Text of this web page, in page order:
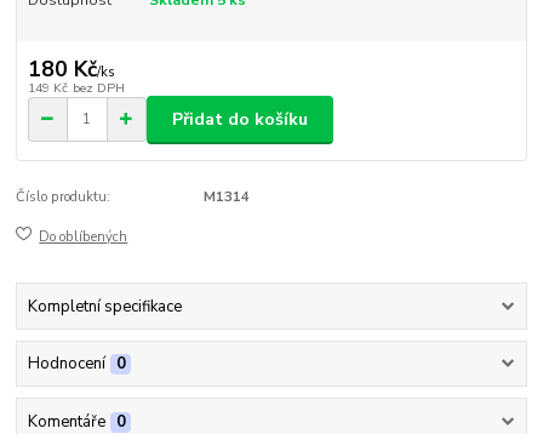
180 Kč/ks
149 Kč bez DPH
Přidat do košíku
Číslo produktu: M1314
Do oblíbených
Kompletní specifikace
Hodnocení 0
Komentáře 0